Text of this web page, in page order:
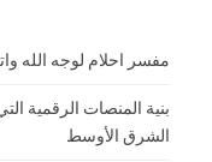
مفسر احلام لوجه الله
بنية المنصات الرقمية
الشرق الأوسط